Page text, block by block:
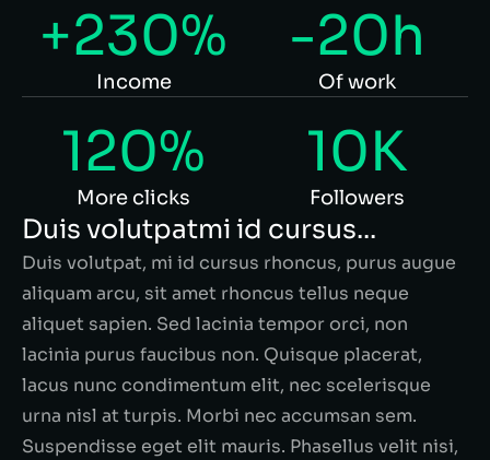
+230%
Income
-20h
Of work
120%
More clicks
10K
Followers
Duis volutpatmi id cursus...
Duis volutpat, mi id cursus rhoncus, purus augue
aliquam arcu, sit amet rhoncus tellus neque
aliquet sapien. Sed lacinia tempor orci, non
lacinia purus faucibus non. Quisque placerat,
lacus nunc condimentum elit, nec scelerisque
urna nisl at turpis. Morbi nec accumsan sem.
Suspendisse eget elit mauris. Phasellus velit nisi,